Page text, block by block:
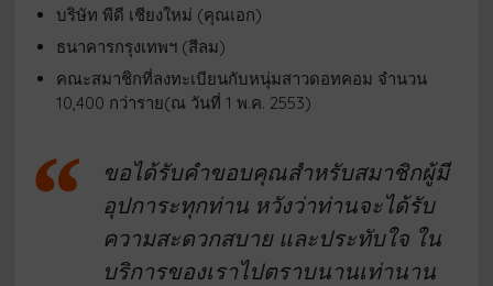
บริษัท พีดี เชียงใหม่ (คุณเอก)
ธนาคารกรุงเทพฯ (สีลม)
คณะสมาชิกที่ลงทะเบียนกับหนุ่มสาวดอทคอม จำนวน
10,400 กว่าราย(ณ วันที่ 1 พ.ค. 2553)
ขอได้รับคำขอบคุณสำหรับสมาชิกผู้มี
อุปการะทุกท่าน หวังว่าท่านจะได้รับ
ความสะดวกสบาย และประทับใจ ใน
บริการของเราไปตราบนานเท่านาน